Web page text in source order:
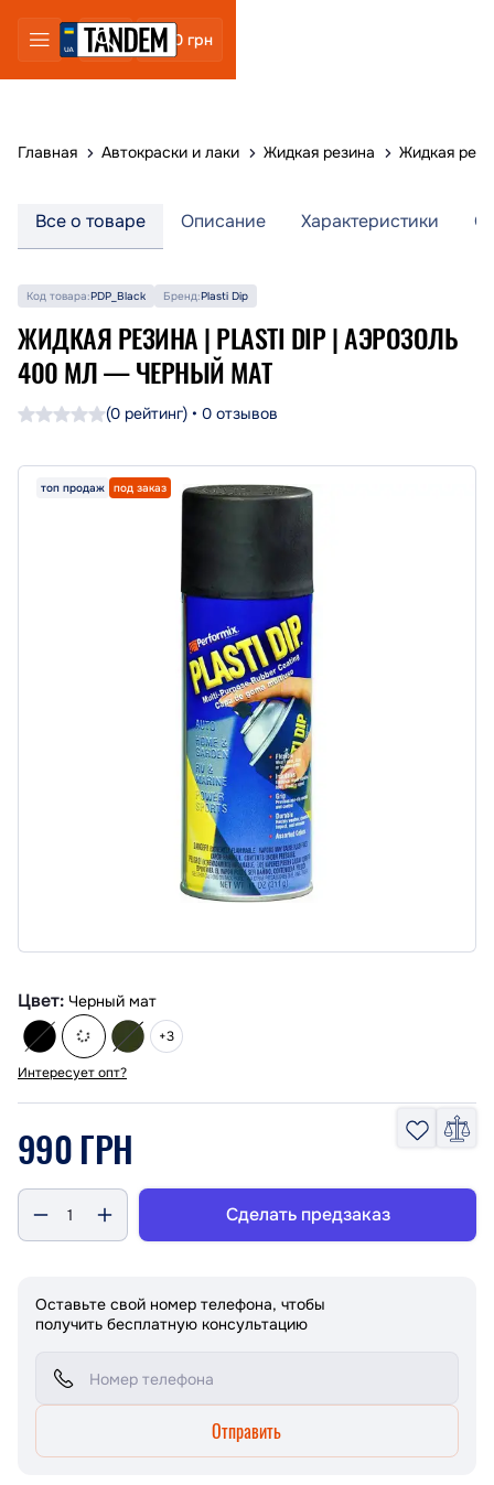
0 грн
Главная Автокраски и лаки Жидкая резина Жидкая
Все о товаре Описание Характеристики
Код товара:PDP_Black Бренд:Plasti Dip
ЖИДКАЯ РЕЗИНА | PLASTI DIP | АЭРОЗОЛЬ
400 МЛ — ЧЕРНЫЙ МАТ
(0 рейтинг) • 0 отзывов
топ продаж под заказ
Цвет: Черный мат
+3
Интересует опт?
990 ГРН
Сделать предзаказ
Оставьте свой номер телефона, чтобы
получить бесплатную консультацию
Отправить